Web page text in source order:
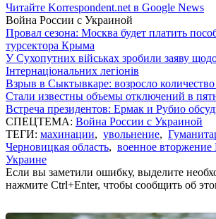
Читайте Korrespondent.net в Google News
Война России с Украиной
Провал сезона: Москва будет платить
турсектора Крыма
У Сухопутних військах зробили заяву щодо
Інтернаціональних легіонів
Взрыв в Сыктывкаре: возросло
Стали известны объемы отключений в
Встреча президентов: Ермак и Рубио
СПЕЦТЕМА: Война России с Украиной
ТЕГИ: махинации, увольнение,
Черновицкая область, военное вторжение
Украине
Если вы заметили ошибку, выделите
нажмите Ctrl+Enter, чтобы сообщить об